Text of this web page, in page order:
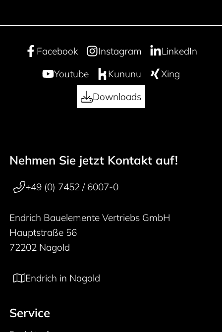
Facebook Instagram
LinkedIn
Youtube
Kununu
Xing
Downloads
50 years
Footer navigation
Nehmen Sie jetzt Kontakt auf!
+49 (0) 7452 / 6007-0
Endrich Bauelemente Vertriebs GmbH
Hauptstraße 56
72202 Nagold
Endrich in Nagold
Service